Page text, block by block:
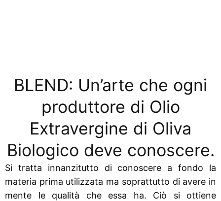
BLEND: Un’arte che ogni
produttore di Olio
Extravergine di Oliva
Biologico deve conoscere.
Si tratta innanzitutto di conoscere a fondo la
materia prima utilizzata ma soprattutto di avere in
mente le qualità che essa ha. Ciò si ottiene